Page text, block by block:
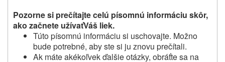
Pozorne si prečítajte celú písomnú informáciu skôr,
ako začnete užívaťVáš liek.
Túto písomnú informáciu si uschovajte. Možno
bude potrebné, aby ste si ju znovu prečítali.
Ak máte akékoľvek ďalšie otázky, obráťte sa na